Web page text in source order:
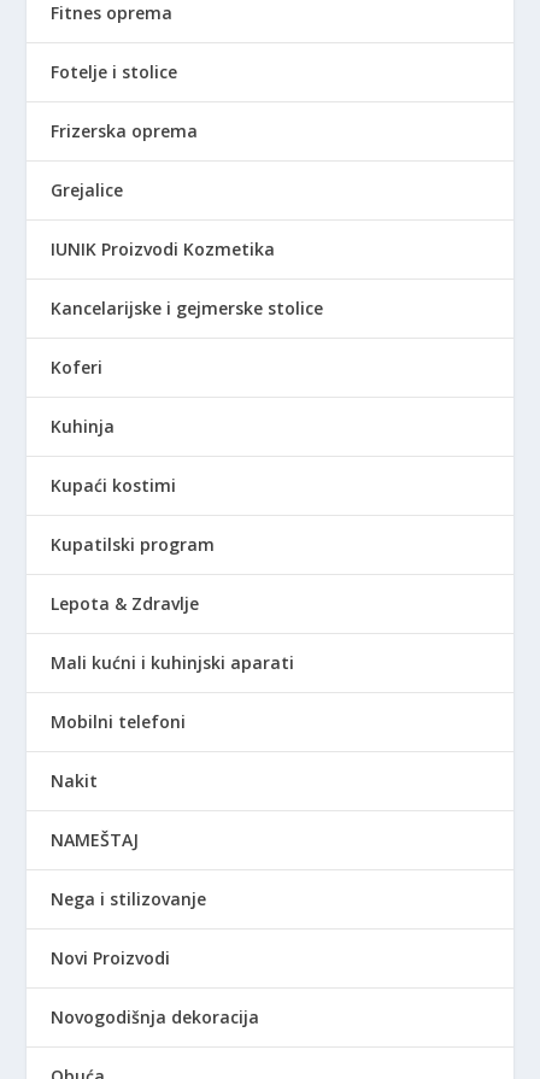
Fitnes oprema
Fotelje i stolice
Frizerska oprema
Grejalice
IUNIK Proizvodi Kozmetika
Kancelarijske i gejmerske stolice
Koferi
Kuhinja
Kupaći kostimi
Kupatilski program
Lepota & Zdravlje
Mali kućni i kuhinjski aparati
Mobilni telefoni
Nakit
NAMEŠTAJ
Nega i stilizovanje
Novi Proizvodi
Novogodišnja dekoracija